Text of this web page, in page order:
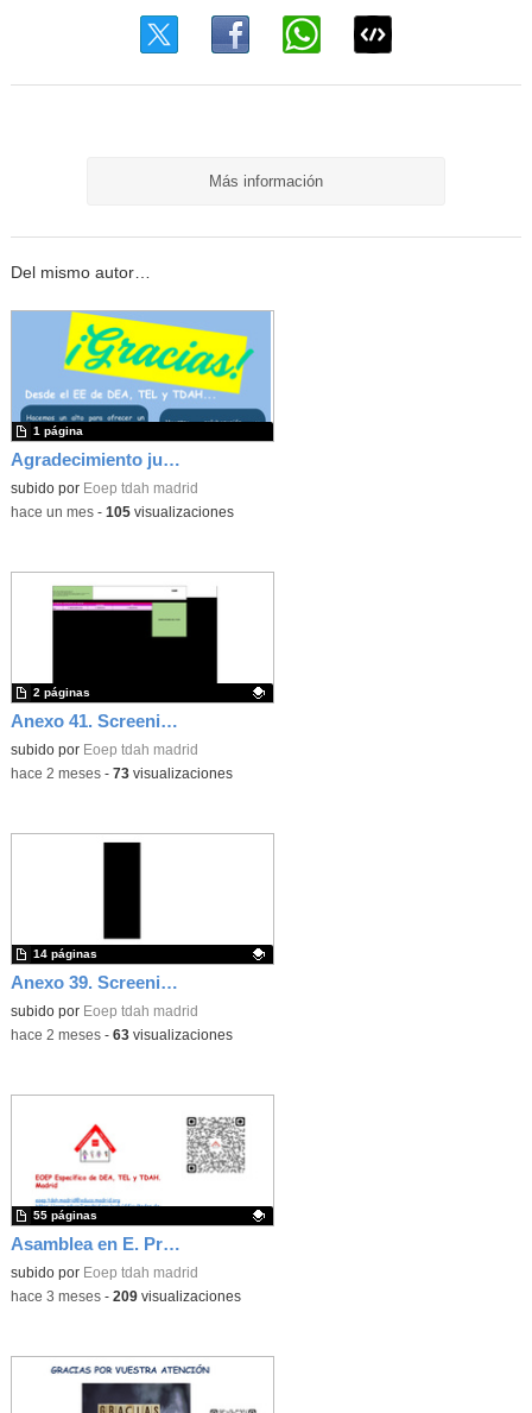
Más información
Del mismo autor…
Agradecimiento junio 2026
subido por Eoep tdah madrid
1 página
-hace un mes- 105visualizaciones
Anexo 41. Screening 5 años
Contenido educativo.
subido por Eoep tdah madrid
2 páginas
-hace 2 meses- 73visualizaciones
Anexo 39. Screening grupal (3 años)
Contenido educativo.
subido por Eoep tdah madrid
14 páginas
-hace 2 meses- 63visualizaciones
Asamblea en E. Primaria. Herramienta para desarrollar la competencia comunicativa
Contenido educativo.
subido por Eoep tdah madrid
55 páginas
-hace 3 meses- 209visualizaciones